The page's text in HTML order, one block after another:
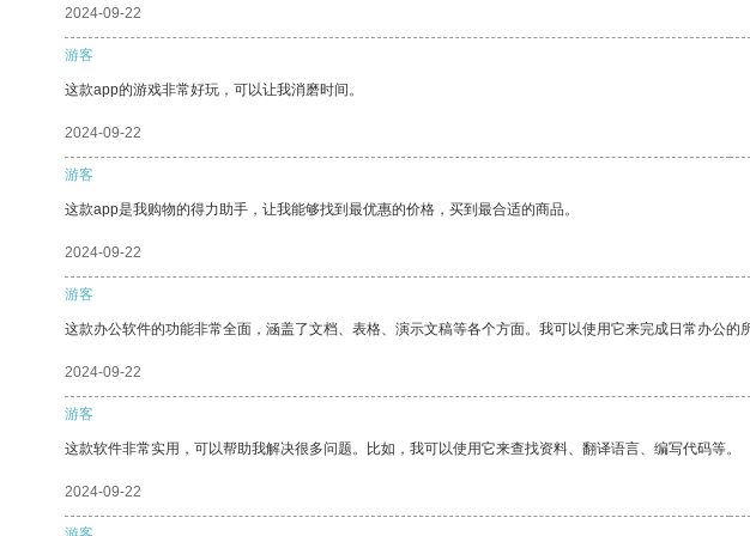
2024-09-22
游客
这款app的游戏非常好玩，可以让我消磨时间。
2024-09-22
游客
这款app是我购物的得力助手，让我能够找到最优惠的价格，买到最合适的商品。
2024-09-22
游客
这款办公软件的功能非常全面，涵盖了文档、表格、演示文稿等各个方面。我可以使用它来完成日常办公的
2024-09-22
游客
这款软件非常实用，可以帮助我解决很多问题。比如，我可以使用它来查找资料、翻译语言、编写代码等。
2024-09-22